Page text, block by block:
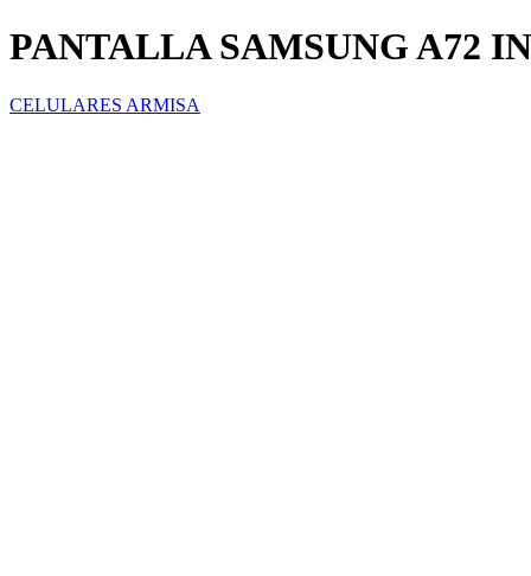
PANTALLA SAMSUNG A72
CELULARES ARMISA